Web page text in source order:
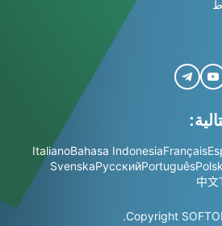
Français
Bahasa Indonesia
Italiano
Português
Русский
Svenska
中文
Copyright